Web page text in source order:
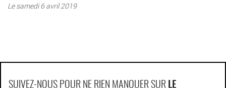
Le samedi 6 avril 2019
SUIVEZ-NOUS POUR NE RIEN MANQUER SUR LE